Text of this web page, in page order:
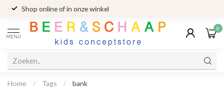
Shop online of in onze winkel
MENU
0
Home / Tags / bank